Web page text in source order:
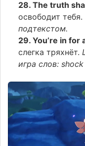
28. The truth
освободит тебя.
подтекстом.
29. You’re in for
слегка тряхнёт.
игра слов: